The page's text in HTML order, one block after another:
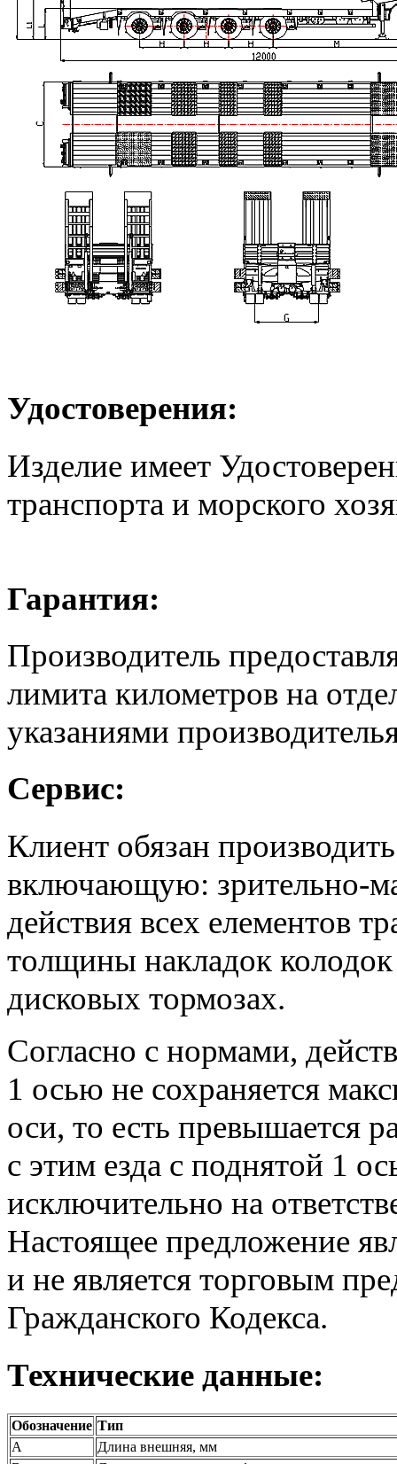
Удостоверения:
Изделие имеет
транспорта и морского
Гарантия:
Производитель
лимита километров на
указаниями
Сервис:
Клиент обязан
включающую: зрительно-
действия всех елементов
толщины накладок
дисковых тормозах.
Согласно с нормами,
1 осью не сохраняется
оси, то есть превышается
с этим езда с поднятой 1
исключительно на
Настоящее предложение
и не является торговым
Гражданского Кодекса.
Технические данные:
Обозначение Тип
А
Длина внешняя, мм